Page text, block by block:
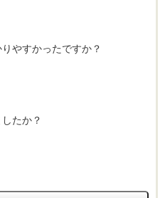
やすかったですか？
たか？